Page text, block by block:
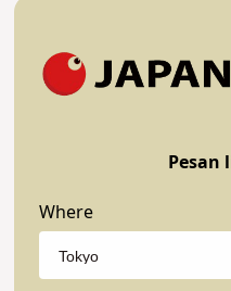
Pesan
Where